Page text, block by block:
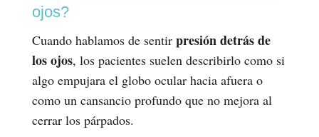
ojos?
Cuando hablamos de sentir presión detrás de
los ojos, los pacientes suelen describirlo como si
algo empujara el globo ocular hacia afuera o
como un cansancio profundo que no mejora al
cerrar los párpados.